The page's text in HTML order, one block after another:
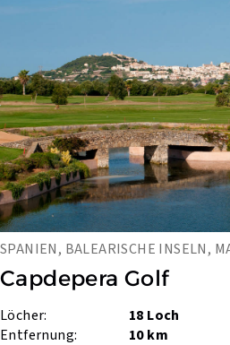
SPANIEN, BALEARISCHE INSELN,
Capdepera Golf
Löcher:
18 Loch
Entfernung:
10 km